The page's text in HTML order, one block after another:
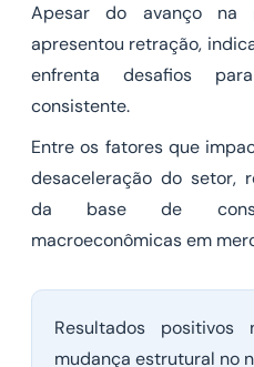
Apesar do avanço na
apresentou retração,
enfrenta desafios
consistente.
Entre os fatores que
desaceleração do setor,
da base de
macroeconômicas em
Resultados positivos
mudança estrutural no